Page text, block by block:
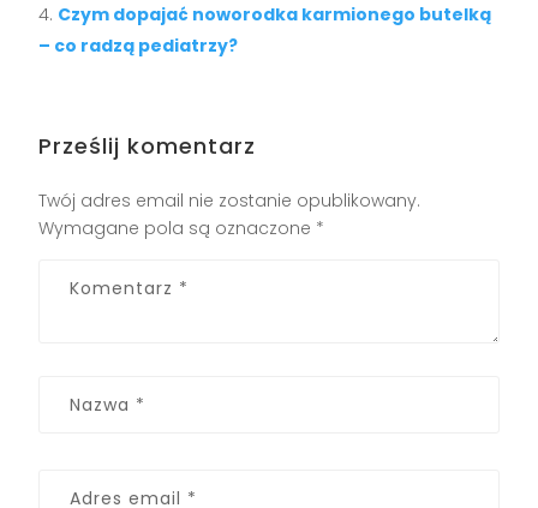
Czym dopajać noworodka karmionego butelką
– co radzą pediatrzy?
Prześlij komentarz
Twój adres email nie zostanie opublikowany.
Wymagane pola są oznaczone *